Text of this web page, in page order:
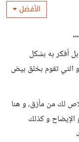
الأفضل
بل أفكر به بشكل
التي تقوم بخلق بيض
لك من مأزق، و هنا
الإيضاح و كذلك